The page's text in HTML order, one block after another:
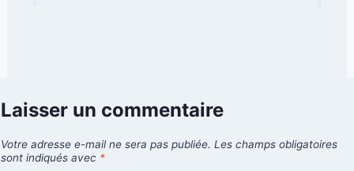
Laisser un commentaire
Votre adresse e-mail ne sera pas publiée. Les champs obligatoires
sont indiqués avec *